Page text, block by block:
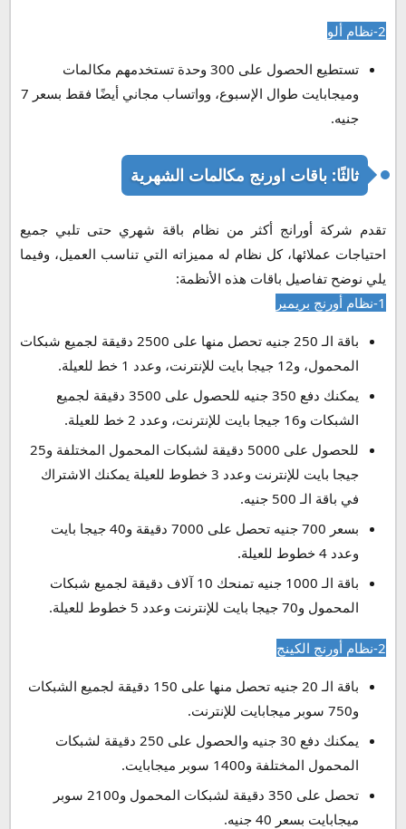
2-نظام ألو
تستطيع الحصول على 300 وحدة تستخدمهم مكالمات
وميجابايت طوال الإسبوع، وواتساب مجاني أيضًا فقط بسعر 7
جنيه.
ثالثًا: باقات اورنج مكالمات الشهرية
تقدم شركة أورانج أكثر من نظام باقة شهري حتى تلبي جميع
احتياجات عملائها، كل نظام له مميزاته التي تناسب العميل، وفيما
يلي نوضح تفاصيل باقات هذه الأنظمة:
1-نظام أورنج بريمير
باقة الـ 250 جنيه تحصل منها على 2500 دقيقة لجميع شبكات
المحمول، و12 جيجا بايت للإنترنت، وعدد 1 خط للعيلة.
يمكنك دفع 350 جنيه للحصول على 3500 دقيقة لجميع
الشبكات و16 جيجا بايت للإنترنت، وعدد 2 خط للعيلة.
للحصول على 5000 دقيقة لشبكات المحمول المختلفة و25
جيجا بايت للإنترنت وعدد 3 خطوط للعيلة يمكنك الاشتراك
في باقة الـ 500 جنيه.
بسعر 700 جنيه تحصل على 7000 دقيقة و40 جيجا بايت
وعدد 4 خطوط للعيلة.
باقة الـ 1000 جنيه تمنحك 10 آلاف دقيقة لجميع شبكات
المحمول و70 جيجا بايت للإنترنت وعدد 5 خطوط للعيلة.
2-نظام أورنج الكينج
باقة الـ 20 جنيه تحصل منها على 150 دقيقة لجميع الشبكات
و750 سوبر ميجابايت للإنترنت.
يمكنك دفع 30 جنيه والحصول على 250 دقيقة لشبكات
المحمول المختلفة و1400 سوبر ميجابايت.
تحصل على 350 دقيقة لشبكات المحمول و2100 سوبر
ميجابايت بسعر 40 جنيه.